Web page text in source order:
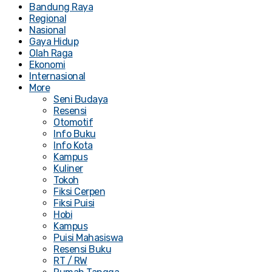
Bandung Raya
Regional
Nasional
Gaya Hidup
Olah Raga
Ekonomi
Internasional
More
Seni Budaya
Resensi
Otomotif
Info Buku
Info Kota
Kampus
Kuliner
Tokoh
Fiksi Cerpen
Fiksi Puisi
Hobi
Kampus
Puisi Mahasiswa
Resensi Buku
RT / RW